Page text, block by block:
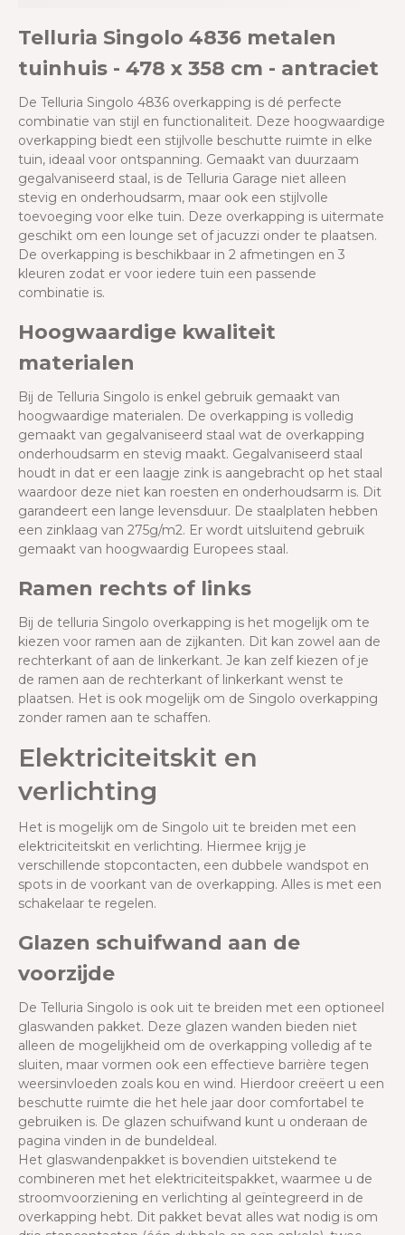
Telluria Singolo 4836 metalen
tuinhuis - 478 x 358 cm - antraciet
De Telluria Singolo 4836 overkapping is dé perfecte
combinatie van stijl en functionaliteit. Deze hoogwaardige
overkapping biedt een stijlvolle beschutte ruimte in elke
tuin, ideaal voor ontspanning. Gemaakt van duurzaam
gegalvaniseerd staal, is de Telluria Garage niet alleen
stevig en onderhoudsarm, maar ook een stijlvolle
toevoeging voor elke tuin. Deze overkapping is uitermate
geschikt om een lounge set of jacuzzi onder te plaatsen.
De overkapping is beschikbaar in 2 afmetingen en 3
kleuren zodat er voor iedere tuin een passende
combinatie is.
Hoogwaardige kwaliteit
materialen
Bij de Telluria Singolo is enkel gebruik gemaakt van
hoogwaardige materialen. De overkapping is volledig
gemaakt van gegalvaniseerd staal wat de overkapping
onderhoudsarm en stevig maakt. Gegalvaniseerd staal
houdt in dat er een laagje zink is aangebracht op het staal
waardoor deze niet kan roesten en onderhoudsarm is. Dit
garandeert een lange levensduur. De staalplaten hebben
een zinklaag van 275g/m2. Er wordt uitsluitend gebruik
gemaakt van hoogwaardig Europees staal.
Ramen rechts of links
Bij de telluria Singolo overkapping is het mogelijk om te
kiezen voor ramen aan de zijkanten. Dit kan zowel aan de
rechterkant of aan de linkerkant. Je kan zelf kiezen of je
de ramen aan de rechterkant of linkerkant wenst te
plaatsen. Het is ook mogelijk om de Singolo overkapping
zonder ramen aan te schaffen.
Elektriciteitskit en
verlichting
Het is mogelijk om de Singolo uit te breiden met een
elektriciteitskit en verlichting. Hiermee krijg je
verschillende stopcontacten, een dubbele wandspot en
spots in de voorkant van de overkapping. Alles is met een
schakelaar te regelen.
Glazen schuifwand aan de
voorzijde
De Telluria Singolo is ook uit te breiden met een optioneel
glaswanden pakket. Deze glazen wanden bieden niet
alleen de mogelijkheid om de overkapping volledig af te
sluiten, maar vormen ook een effectieve barrière tegen
weersinvloeden zoals kou en wind. Hierdoor creëert u een
beschutte ruimte die het hele jaar door comfortabel te
gebruiken is. De glazen schuifwand kunt u onderaan de
pagina vinden in de bundeldeal.
Het glaswandenpakket is bovendien uitstekend te
combineren met het elektriciteitspakket, waarmee u de
stroomvoorziening en verlichting al geïntegreerd in de
overkapping hebt. Dit pakket bevat alles wat nodig is om